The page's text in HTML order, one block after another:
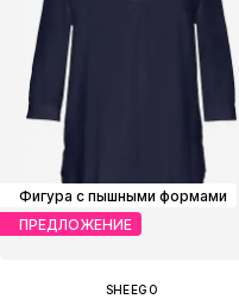
Фигура с пышными формами
ПРЕДЛОЖЕНИЕ
SHEEGO